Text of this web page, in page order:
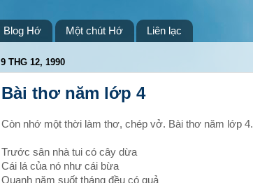
Blog Hớ Một chút Hớ Liên lạc
9 THG 12, 1990
Bài thơ năm lớp 4
Còn nhớ một thời làm thơ, chép vở. Bài thơ năm lớp 4.
Trước sân nhà tui có cây dừa
Cái lá của nó như cái bừa
Quanh năm suốt tháng đều có quả